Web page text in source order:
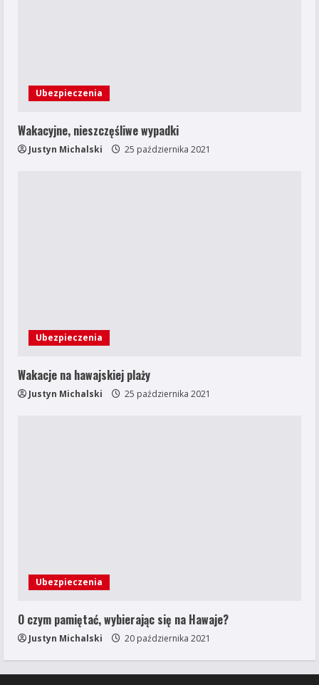
Ubezpieczenia
Wakacyjne, nieszczęśliwe wypadki
Justyn Michalski 25 października 2021
Ubezpieczenia
Wakacje na hawajskiej plaży
Justyn Michalski 25 października 2021
Ubezpieczenia
O czym pamiętać, wybierając się na Hawaje?
Justyn Michalski 20 października 2021